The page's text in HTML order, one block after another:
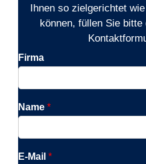
Ihnen so zielgerichtet
können, füllen Sie
Firma
Name *
E-Mail *